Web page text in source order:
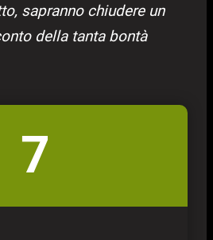
sapranno chiudere un
della tanta bontà
7